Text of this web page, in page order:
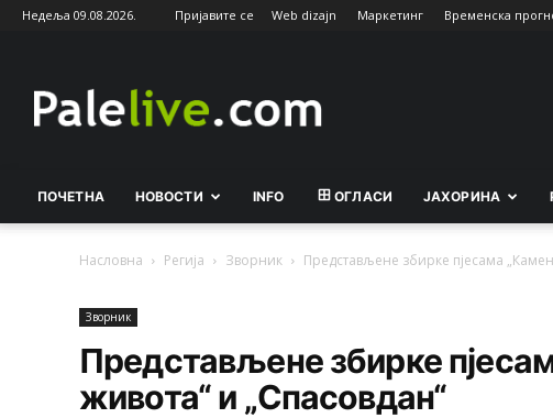
Недеља 09.08.2026. Пријавите се Web dizajn Маркетинг Временска
ПОЧЕТНА НОВОСТИ INFO ОГЛАСИ ЈАХОРИНА
Насловна Регија Зворник Представљене збирке пјесама
Зворник
Представљене збирке
живота“ и „Спасовдан“